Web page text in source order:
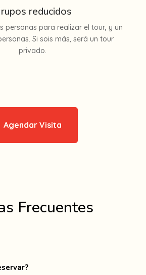
reducidos
personas para realizar el tour, y un
Si sois más, será un tour
privado.
Agendar Visita
Frecuentes